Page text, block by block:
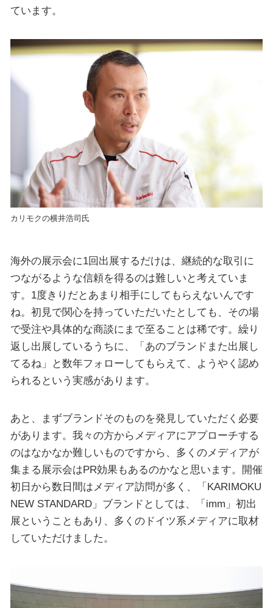
ています。
カリモクの横井浩司氏
海外の展示会に1回出展するだけは、継続的な取引に
つながるような信頼を得るのは難しいと考えていま
す。1度きりだとあまり相手にしてもらえないんです
ね。初見で関心を持っていただいたとしても、その場
で受注や具体的な商談にまで至ることは稀です。繰り
返し出展しているうちに、「あのブランドまた出展し
てるね」と数年フォローしてもらえて、ようやく認め
られるという実感があります。
あと、まずブランドそのものを発見していただく必要
があります。我々の方からメディアにアプローチする
のはなかなか難しいものですから、多くのメディアが
集まる展示会はPR効果もあるのかなと思います。開催
初日から数日間はメディア訪問が多く、「KARIMOKU
NEW STANDARD」ブランドとしては、「imm」初出
展ということもあり、多くのドイツ系メディアに取材
していただけました。